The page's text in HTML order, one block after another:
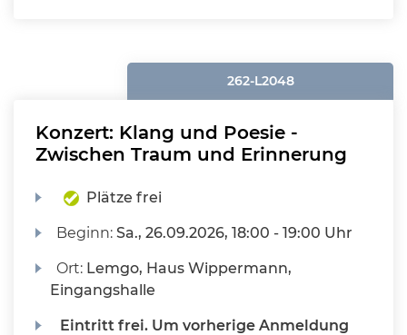
262-L2048
Konzert: Klang und Poesie -
Zwischen Traum und Erinnerung
Plätze frei
Beginn:Sa., 26.09.2026, 18:00 - 19:00 Uhr
Ort: Lemgo, Haus Wippermann,
Eingangshalle
Eintritt frei. Um vorherige Anmeldung